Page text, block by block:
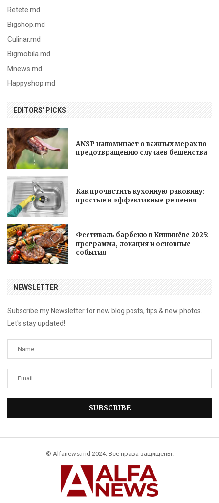
Retete.md
Bigshop.md
Culinar.md
Bigmobila.md
Mnews.md
Happyshop.md
EDITORS' PICKS
ANSP напоминает о важных мерах по
предотвращению случаев бешенства
Как прочистить кухонную раковину:
простые и эффективные решения
Фестиваль барбекю в Кишинёве 2025:
программа, локация и основные
события
NEWSLETTER
Subscribe my Newsletter for new blog posts, tips & new photos.
Let's stay updated!
© Alfanews.md 2024. Все права защищены.